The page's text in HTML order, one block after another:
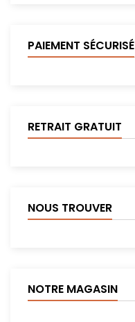
PAIEMENT SÉCURISÉ
RETRAIT GRATUIT
NOUS TROUVER
NOTRE MAGASIN